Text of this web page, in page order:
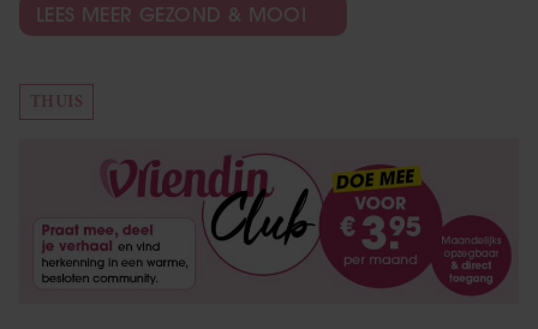
LEES MEER GEZOND & MOOI
THUIS